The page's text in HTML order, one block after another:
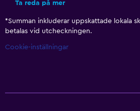
Ta reda på mer
*Summan inkluderar uppskattade lokala
betalas vid utcheckningen.
Cookie-inställningar